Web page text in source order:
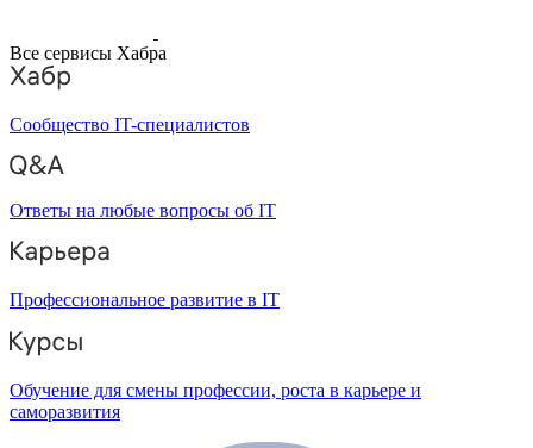
Все сервисы Хабра
Сообщество IT-специалистов
Ответы на любые вопросы об IT
Профессиональное развитие в IT
Обучение для смены профессии, роста в карьере и
саморазвития